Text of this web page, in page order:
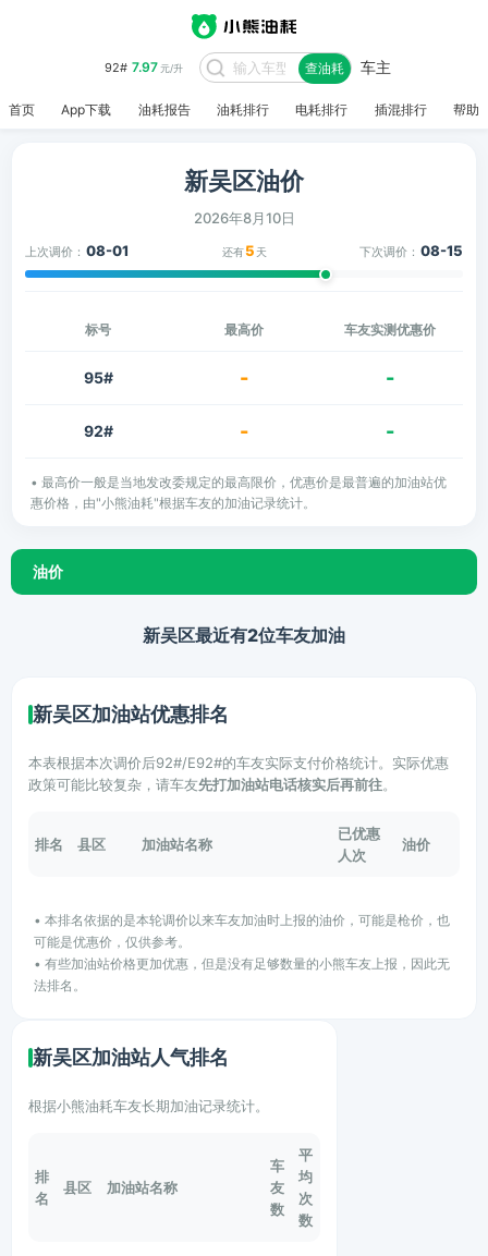
92# 7.97元/升 查油耗 车主
首页 App下载 油耗报告 油耗排行 电耗排行 插混排行 帮助
新吴区油价
2026年8月10日
上次调价： 08-01 还有5 天 下次调价： 08-15
标号 最高价 车友实测优惠价
95# - -
92# - -
• 最高价一般是当地发改委规定的最高限价，优惠价是最普遍的加油站优
惠价格，由"小熊油耗"根据车友的加油记录统计。
油价
新吴区最近有2位车友加油
新吴区加油站优惠排名
本表根据本次调价后92#/E92#的车友实际支付价格统计。实际优惠
政策可能比较复杂，请车友先打加油站电话核实后再前往。
排名 县区 加油站名称
已优惠
人次
油价
• 本排名依据的是本轮调价以来车友加油时上报的油价，可能是枪价，也
可能是优惠价，仅供参考。
• 有些加油站价格更加优惠，但是没有足够数量的小熊车友上报，因此无
法排名。
新吴区加油站人气排名
根据小熊油耗车友长期加油记录统计。
排
名
县区 加油站名称
车
友
数
平
均
次
数